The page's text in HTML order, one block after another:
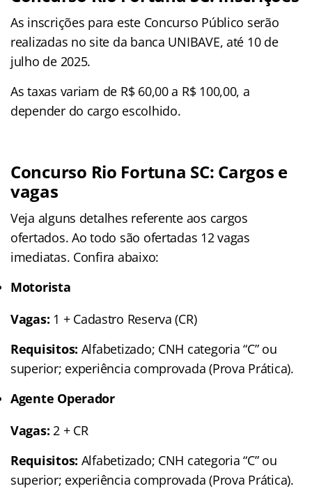
As inscrições para este Concurso Público serão
realizadas no site da banca UNIBAVE, até 10 de
julho de 2025.
As taxas variam de R$ 60,00 a R$ 100,00, a
depender do cargo escolhido.
Concurso Rio Fortuna SC: Cargos e
vagas
Veja alguns detalhes referente aos cargos
ofertados. Ao todo são ofertadas 12 vagas
imediatas. Confira abaixo:
Motorista
Vagas: 1 + Cadastro Reserva (CR)
Requisitos: Alfabetizado; CNH categoria “C” ou
superior; experiência comprovada (Prova Prática).
Agente Operador
Vagas: 2 + CR
Requisitos: Alfabetizado; CNH categoria “C” ou
superior; experiência comprovada (Prova Prática).